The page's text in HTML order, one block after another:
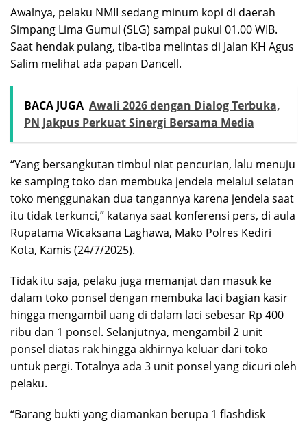
Awalnya, pelaku NMII sedang minum kopi di daerah
Simpang Lima Gumul (SLG) sampai pukul 01.00 WIB.
Saat hendak pulang, tiba-tiba melintas di Jalan KH Agus
Salim melihat ada papan Dancell.
BACA JUGA Awali 2026 dengan Dialog Terbuka,
PN Jakpus Perkuat Sinergi Bersama Media
“Yang bersangkutan timbul niat pencurian, lalu menuju
ke samping toko dan membuka jendela melalui selatan
toko menggunakan dua tangannya karena jendela saat
itu tidak terkunci,” katanya saat konferensi pers, di aula
Rupatama Wicaksana Laghawa, Mako Polres Kediri
Kota, Kamis (24/7/2025).
Tidak itu saja, pelaku juga memanjat dan masuk ke
dalam toko ponsel dengan membuka laci bagian kasir
hingga mengambil uang di dalam laci sebesar Rp 400
ribu dan 1 ponsel. Selanjutnya, mengambil 2 unit
ponsel diatas rak hingga akhirnya keluar dari toko
untuk pergi. Totalnya ada 3 unit ponsel yang dicuri oleh
pelaku.
“Barang bukti yang diamankan berupa 1 flashdisk